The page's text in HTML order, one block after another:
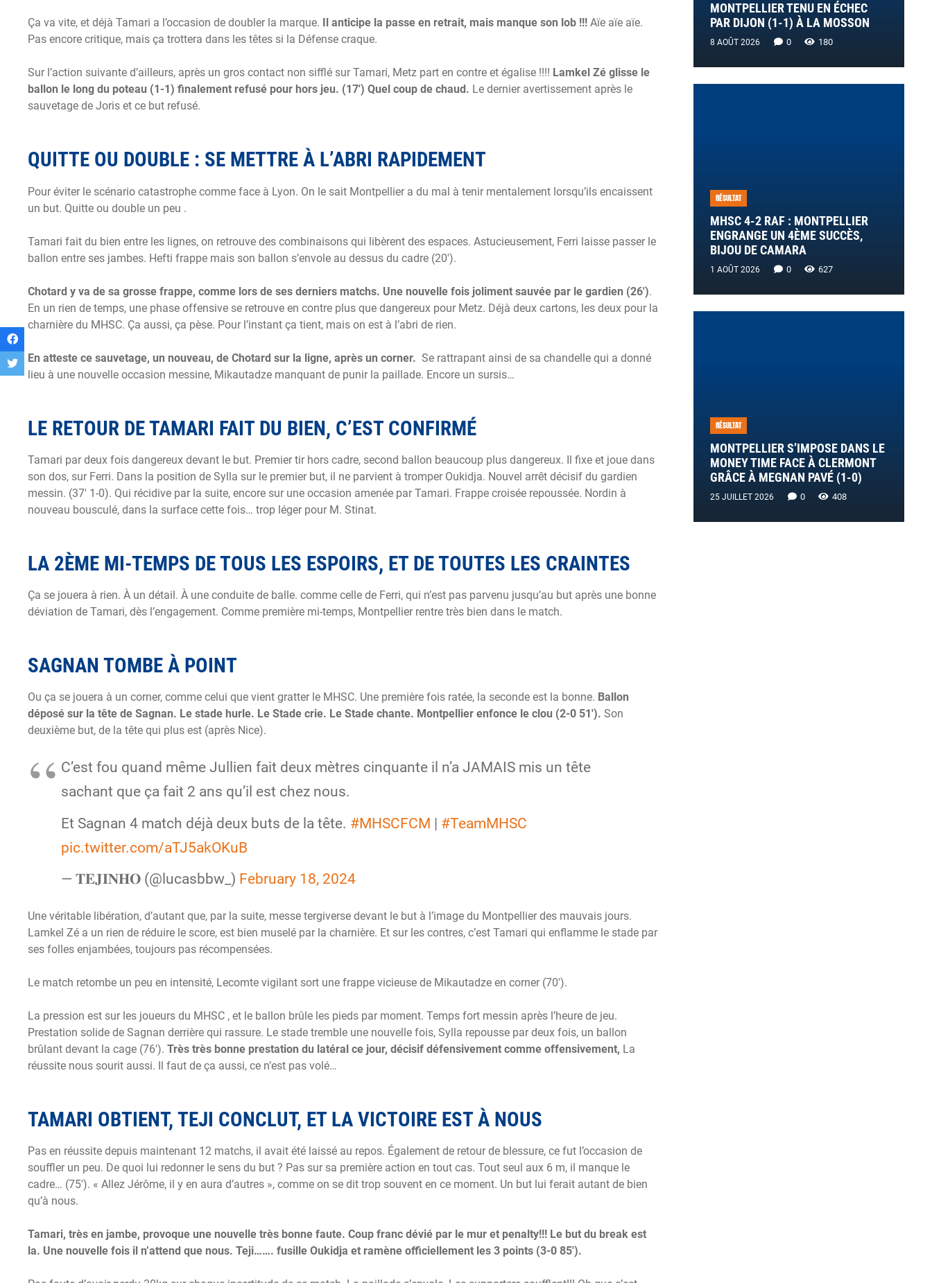
Ça va vite, et déjà Tamari a l’occasion de doubler la marque. Il anticipe la passe en retrait, mais manque son lob !!! Aïe aïe aïe.
Pas encore critique, mais ça trottera dans les têtes si la Défense craque.
Sur l’action suivante d’ailleurs, après un gros contact non sifflé sur Tamari, Metz part en contre et égalise !!!! Lamkel Zé glisse le
ballon le long du poteau (1-1) finalement refusé pour hors jeu. (17′) Quel coup de chaud. Le dernier avertissement après le
sauvetage de Joris et ce but refusé.
QUITTE OU DOUBLE : SE METTRE À L’ABRI RAPIDEMENT
Pour éviter le scénario catastrophe comme face à Lyon. On le sait Montpellier a du mal à tenir mentalement lorsqu’ils encaissent
un but. Quitte ou double un peu .
Tamari fait du bien entre les lignes, on retrouve des combinaisons qui libèrent des espaces. Astucieusement, Ferri laisse passer le
ballon entre ses jambes. Hefti frappe mais son ballon s’envole au dessus du cadre (20′).
Chotard y va de sa grosse frappe, comme lors de ses derniers matchs. Une nouvelle fois joliment sauvée par le gardien (26′).
En un rien de temps, une phase offensive se retrouve en contre plus que dangereux pour Metz. Déjà deux cartons, les deux pour la
charnière du MHSC. Ça aussi, ça pèse. Pour l’instant ça tient, mais on est à l’abri de rien.
En atteste ce sauvetage, un nouveau, de Chotard sur la ligne, après un corner. Se rattrapant ainsi de sa chandelle qui a donné
lieu à une nouvelle occasion messine, Mikautadze manquant de punir la paillade. Encore un sursis…
LE RETOUR DE TAMARI FAIT DU BIEN, C’EST CONFIRMÉ
Tamari par deux fois dangereux devant le but. Premier tir hors cadre, second ballon beaucoup plus dangereux. Il fixe et joue dans
son dos, sur Ferri. Dans la position de Sylla sur le premier but, il ne parvient à tromper Oukidja. Nouvel arrêt décisif du gardien
messin. (37′ 1-0). Qui récidive par la suite, encore sur une occasion amenée par Tamari. Frappe croisée repoussée. Nordin à
nouveau bousculé, dans la surface cette fois… trop léger pour M. Stinat.
LA 2ÈME MI-TEMPS DE TOUS LES ESPOIRS, ET DE TOUTES LES CRAINTES
Ça se jouera à rien. À un détail. À une conduite de balle. comme celle de Ferri, qui n’est pas parvenu jusqu’au but après une bonne
déviation de Tamari, dès l’engagement. Comme première mi-temps, Montpellier rentre très bien dans le match.
SAGNAN TOMBE À POINT
Ou ça se jouera à un corner, comme celui que vient gratter le MHSC. Une première fois ratée, la seconde est la bonne. Ballon
déposé sur la tête de Sagnan. Le stade hurle. Le Stade crie. Le Stade chante. Montpellier enfonce le clou (2-0 51′). Son
deuxième but, de la tête qui plus est (après Nice).
C’est fou quand même Jullien fait deux mètres cinquante il n’a JAMAIS mis un tête
sachant que ça fait 2 ans qu’il est chez nous.
Et Sagnan 4 match déjà deux buts de la tête. #MHSCFCM | #TeamMHSC
pic.twitter.com/aTJ5akOKuB
— 𝐓𝐄𝐉𝐈𝐍𝐇𝐎 (@lucasbbw_) February 18, 2024
Une véritable libération, d’autant que, par la suite, messe tergiverse devant le but à l’image du Montpellier des mauvais jours.
Lamkel Zé a un rien de réduire le score, est bien muselé par la charnière. Et sur les contres, c’est Tamari qui enflamme le stade par
ses folles enjambées, toujours pas récompensées.
Le match retombe un peu en intensité, Lecomte vigilant sort une frappe vicieuse de Mikautadze en corner (70′).
La pression est sur les joueurs du MHSC , et le ballon brûle les pieds par moment. Temps fort messin après l’heure de jeu.
Prestation solide de Sagnan derrière qui rassure. Le stade tremble une nouvelle fois, Sylla repousse par deux fois, un ballon
brûlant devant la cage (76′). Très très bonne prestation du latéral ce jour, décisif défensivement comme offensivement, La
réussite nous sourit aussi. Il faut de ça aussi, ce n’est pas volé…
TAMARI OBTIENT, TEJI CONCLUT, ET LA VICTOIRE EST À NOUS
Pas en réussite depuis maintenant 12 matchs, il avait été laissé au repos. Également de retour de blessure, ce fut l’occasion de
souffler un peu. De quoi lui redonner le sens du but ? Pas sur sa première action en tout cas. Tout seul aux 6 m, il manque le
cadre… (75′). « Allez Jérôme, il y en aura d’autres », comme on se dit trop souvent en ce moment. Un but lui ferait autant de bien
qu’à nous.
Tamari, très en jambe, provoque une nouvelle très bonne faute. Coup franc dévié par le mur et penalty!!! Le but du break est
la. Une nouvelle fois il n’attend que nous. Teji……. fusille Oukidja et ramène officiellement les 3 points (3-0 85′).
MONTPELLIER TENU EN ÉCHEC
PAR DIJON (1-1) À LA MOSSON
8 AOÛT 2026 0 180
RÉSULTAT
MHSC 4-2 RAF : MONTPELLIER
ENGRANGE UN 4ÈME SUCCÈS,
BIJOU DE CAMARA
1 AOÛT 2026 0 627
RÉSULTAT
MONTPELLIER S’IMPOSE DANS LE
MONEY TIME FACE À CLERMONT
GRÂCE À MEGNAN PAVÉ (1-0)
25 JUILLET 2026 0 408